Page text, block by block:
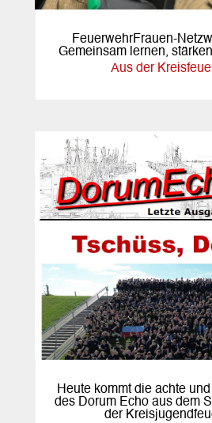
FeuerwehrFrauen-
Gemeinsam lernen,
Aus der
Heute kommt die achte
des Dorum Echo aus dem
der